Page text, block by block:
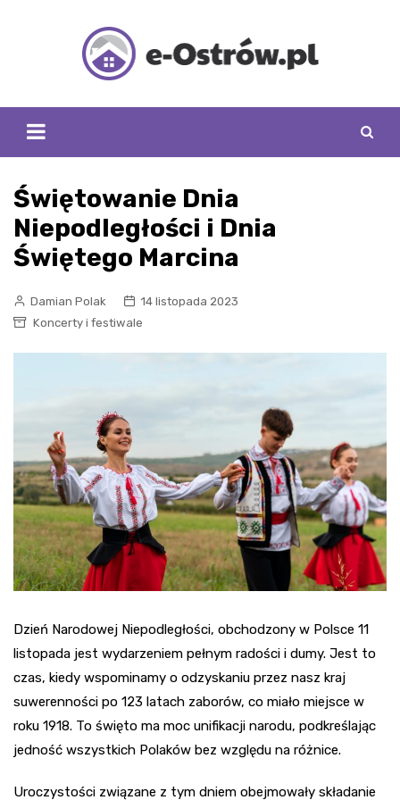
Świętowanie Dnia
Niepodległości i Dnia
Świętego Marcina
Damian Polak
14 listopada 2023
Koncerty i festiwale
Dzień Narodowej Niepodległości, obchodzony w Polsce 11
listopada jest wydarzeniem pełnym radości i dumy. Jest to
czas, kiedy wspominamy o odzyskaniu przez nasz kraj
suwerenności po 123 latach zaborów, co miało miejsce w
roku 1918. To święto ma moc unifikacji narodu, podkreślając
jedność wszystkich Polaków bez względu na różnice.
Uroczystości związane z tym dniem obejmowały składanie